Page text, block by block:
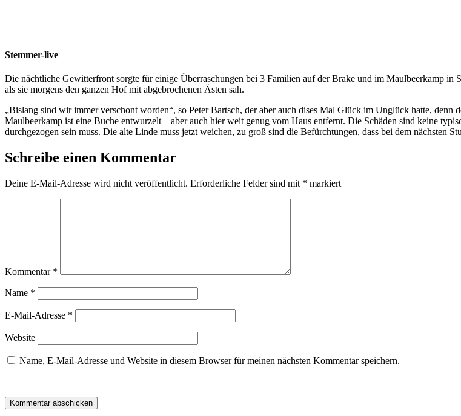
Stemmer-live
Die nächtliche Gewitterfront sorgte für einige Überraschungen bei 3 Familien auf der Brake und im Maulbeerkamp
als sie morgens den ganzen Hof mit abgebrochenen Ästen sah.
„Bislang sind wir immer verschont worden“, so Peter Bartsch, der aber auch dises Mal Glück im Unglück hatte,
Maulbeerkamp ist eine Buche entwurzelt – aber auch hier weit genug vom Haus entfernt. Die Schäden sind keine
durchgezogen sein muss. Die alte Linde muss jetzt weichen, zu groß sind die Befürchtungen, dass bei dem nächsten
Schreibe einen Kommentar
Deine E-Mail-Adresse wird nicht veröffentlicht. Erforderliche Felder sind mit * markiert
Kommentar *
Name *
E-Mail-Adresse *
Website
Name, E-Mail-Adresse und Website in diesem Browser für meinen nächsten Kommentar speichern.